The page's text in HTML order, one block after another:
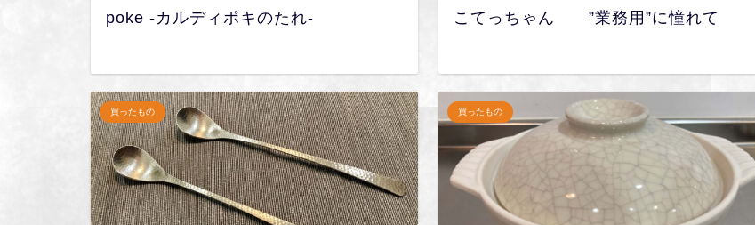
poke -カルディポキのたれ- こてっちゃん ”業務用”に憧れて
買ったもの 買ったもの